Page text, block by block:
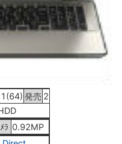
発売 2014年7月下旬
ﾗ 0.92MP